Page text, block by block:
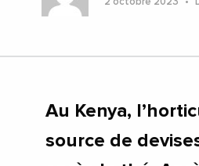
2 octobre 2023
Au Kenya,
source de